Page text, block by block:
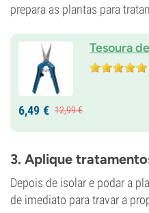
prepara as plantas para
Tesoura
6,49 € 12,99€
3. Aplique
Depois de isolar e podar a
de imediato para travar a